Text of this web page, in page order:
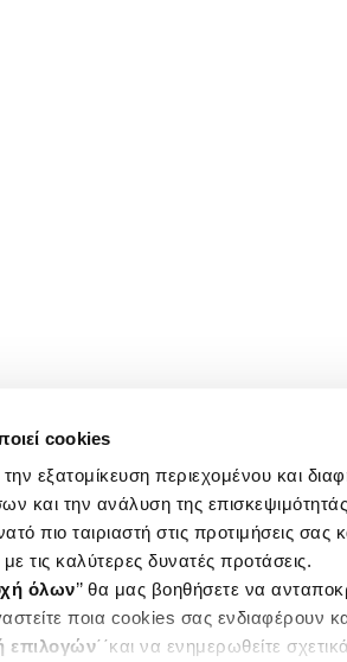
cookies
εξατομίκευση περιεχομένου και
και την ανάλυση της
πιο ταιριαστή στις προτιμήσεις σας
τις καλύτερες δυνατές προτάσεις.
όλων’’ θα μας βοηθήσετε να
ποια cookies σας ενδιαφέρουν
επιλογών΄΄και να ενημερωθείτε